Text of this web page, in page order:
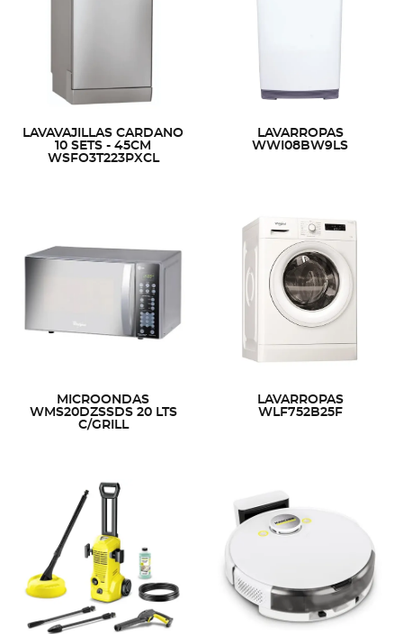
LAVAVAJILLAS CARDANO
10 SETS - 45CM
WSFO3T223PXCL
LAVARROPAS
WWI08BW9LS
MICROONDAS
WMS20DZSSDS 20 LTS
C/GRILL
LAVARROPAS
WLF752B25F